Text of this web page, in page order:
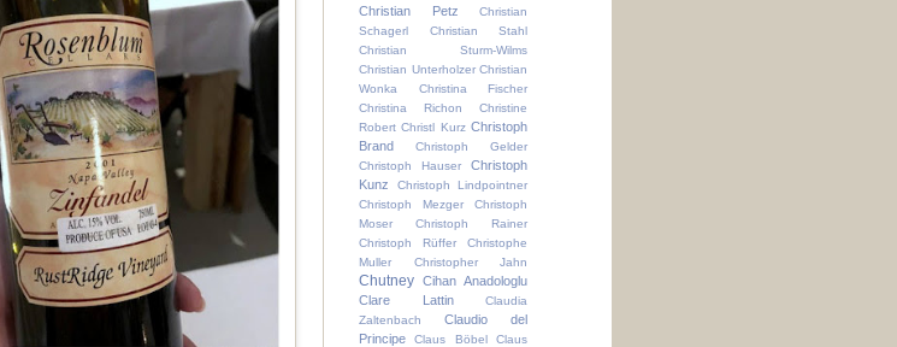
Christian Petz
Christian
Schagerl
Christian Stahl
Christian Sturm-Wilms
Christian Unterholzer Christian
Wonka
Christina Fischer
Christina Richon
Christine
Robert Christl Kurz Christoph
Brand
Christoph Gelder
Christoph Hauser
Christoph
Kunz
Christoph Lindpointner
Christoph Mezger
Christoph
Moser
Christoph Rainer
Christoph Rüffer
Christophe
Muller
Christopher Jahn
Chutney Cihan Anadologlu
Clare Lattin
Claudia
Zaltenbach
Claudio del
Principe
Claus Böbel
Claus